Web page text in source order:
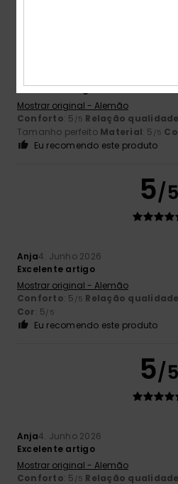
Excelente artigo
Mostrar original - Alemão
Conforto: 5 /5 Relação
Tamanho perfeito Material: 5 /5
Eu recomendo este produto
5/5
Anja4. Junho 2026
Excelente artigo
Mostrar original - Alemão
Conforto: 5 /5 Relação
Cor: 5/5
Eu recomendo este produto
5/5
Anja4. Junho 2026
Excelente artigo
Mostrar original - Alemão
Conforto: 5 /5 Relação